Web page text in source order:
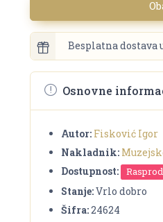
Besplatna dostava
Osnovne
Autor: Fisković Igor
Nakladnik:
Dostupnost:
Stanje:Vrlo dobro
Šifra:24624